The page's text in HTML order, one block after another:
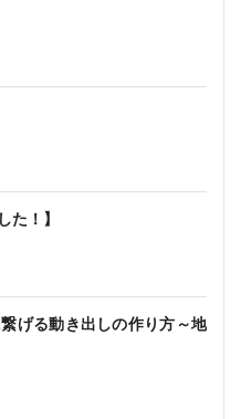
た！】
げる動き出しの作り方～地